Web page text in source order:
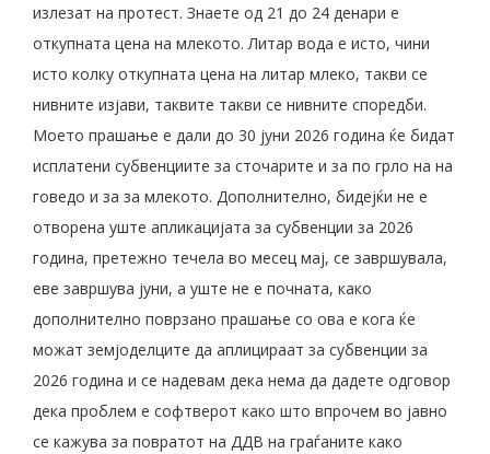
излезат на протест. Знаете од 21 до 24 денари е
откупната цена на млекото. Литар вода е исто, чини
исто колку откупната цена на литар млеко, такви се
нивните изјави, таквите такви се нивните споредби.
Моето прашање е дали до 30 јуни 2026 година ќе бидат
исплатени субвенциите за сточарите и за по грло на на
говедо и за за млекото. Дополнително, бидејќи не е
отворена уште апликацијата за субвенции за 2026
година, претежно течела во месец мај, се завршувала,
еве завршува јуни, а уште не е почната, како
дополнително поврзано прашање со ова е кога ќе
можат земјоделците да аплицираат за субвенции за
2026 година и се надевам дека нема да дадете одговор
дека проблем е софтверот како што впрочем во јавно
се кажува за повратот на ДДВ на граѓаните како